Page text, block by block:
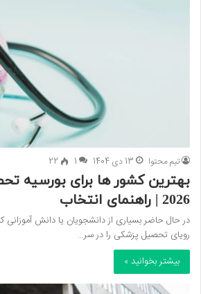
تیم محتوا 13 دی 1404 1
22
بهترین کشور ها برای بورسیه
2026 | راهنمای انتخاب
در حال حاضر بسیاری از دانشجویان یا دانش آموزانی
رویای تحصیل پزشکی را در سر…
بیشتر بخوانید »